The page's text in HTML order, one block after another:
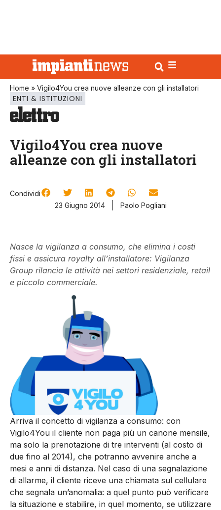
Home » Vigilo4You crea nuove alleanze con gli installatori
ENTI & ISTITUZIONI
Vigilo4You crea nuove
alleanze con gli installatori
Condividi
23 Giugno 2014
Paolo Pogliani
Nasce la vigilanza a consumo, che elimina i costi
fissi e assicura royalty all’installatore: Vigilanza
Group rilancia le attività nei settori residenziale, retail
e piccolo commerciale.
Arriva il concetto di vigilanza a consumo: con
Vigilo4You il cliente non paga più un canone mensile,
ma solo la prenotazione di tre interventi (al costo di
due fino al 2014), che potranno avvenire anche a
mesi e anni di distanza. Nel caso di una segnalazione
di allarme, il cliente riceve una chiamata sul cellulare
che segnala un’anomalia: a quel punto può verificare
la situazione e stabilire, in quel momento, se utilizzare